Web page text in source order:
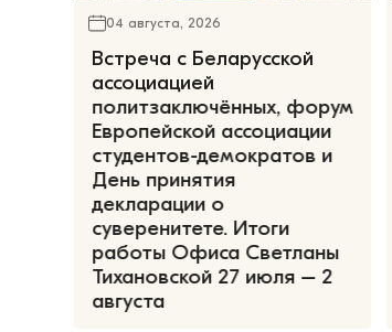
04 августа, 2026
Встреча с Беларусской
ассоциацией
политзаключённых, форум
Европейской ассоциации
студентов-демократов и
День принятия
декларации о
суверенитете. Итоги
работы Офиса Светланы
Тихановской 27 июля – 2
августа